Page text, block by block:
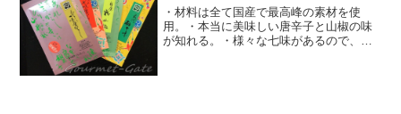
・材料は全て国産で最高峰の素材を使
用。・本当に美味しい唐辛子と山椒の味
が知れる。・様々な七味があるので、好